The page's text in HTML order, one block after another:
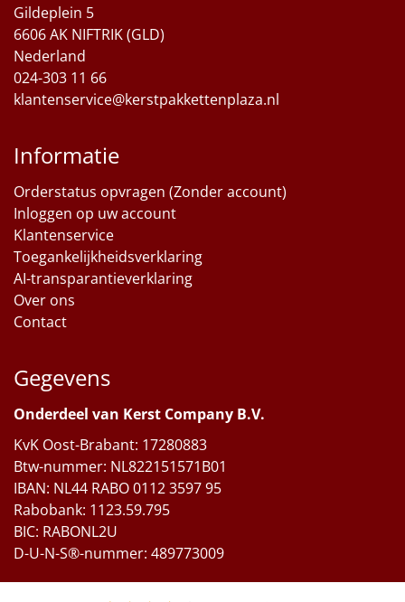
Sinterklaaspakketten
Particulier
Relatiegeschenken
Cadeaubon
Per stuk
Alle overige
Gildeplein 5
6606 AK NIFTRIK (GLD)
Nederland
024-303 11 66
klantenservice@kerstpakkettenplaza.nl
Informatie
Orderstatus opvragen (Zonder account)
Inloggen op uw account
Klantenservice
Toegankelijkheidsverklaring
AI-transparantieverklaring
Over ons
Contact
Gegevens
Onderdeel van Kerst Company B.V.
KvK Oost-Brabant: 17280883
Btw-nummer: NL822151571B01
IBAN: NL44 RABO 0112 3597 95
Rabobank: 1123.59.795
BIC: RABONL2U
D-U-N-S®-nummer: 489773009